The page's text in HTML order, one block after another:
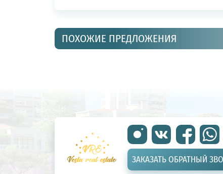
ПОХОЖИЕ ПРЕДЛОЖЕНИЯ
ЗАКАЗАТЬ ОБРАТНЫЙ